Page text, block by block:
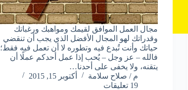
مجال العمل الموافق لقيمك ومواهبك ورغباتك
وقدراتك لهو المجال الأفضل الذي يجب أن تنقضي
حياتك وأنت تُبدع فيه وتطوره لا أن تعمل فيه فقط؛
فالله – عز وجل – يُحب إذا عمل أحدكم عملًا أن
يتقنه، ولا يخفى على أحدنا…
م / صلاح سلامة
أكتوبر 15, 2015
19 تعليقات